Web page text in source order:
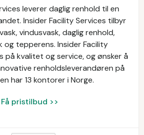
leverer daglig renhold til en
Insider Facility Services tilbyr
vindusvask, daglig renhold,
tepperens. Insider Facility
på kvalitet og service, og ønsker å
renholdsleverandøren på
har 13 kontorer i Norge.
Få pristilbud >>